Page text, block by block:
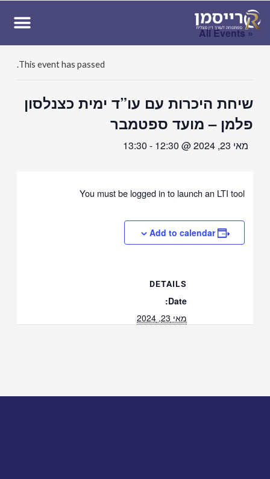
This event has passed.
שיחת היכרות עם עו”ד ימית כצנלסון
פלמן – מועד ספטמבר
מאי 23, 2024 @ 12:30 -
13:30
You must be logged in to launch an LTI tool
Add to calendar
DETAILS
Date:
NLP
,קורס ההכנה לבחינת הלשכה